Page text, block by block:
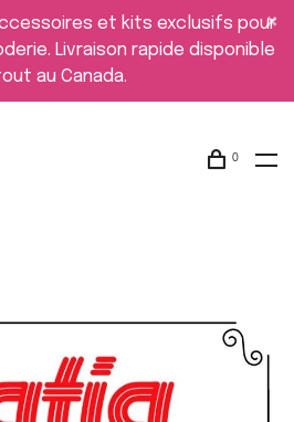
et kits exclusifs pour
Livraison rapide disponible
au Canada.
0